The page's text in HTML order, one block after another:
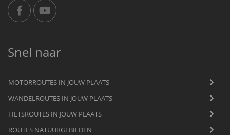
Snel naar
MOTORROUTES IN JOUW PLAATS
WANDELROUTES IN JOUW PLAATS
FIETSROUTES IN JOUW PLAATS
ROUTES NATUURGEBIEDEN